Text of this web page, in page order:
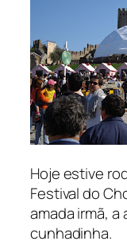
Hoje estive
Festival do
amada irmã, a
cunhadinha.